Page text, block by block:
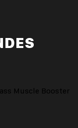
Muscle Booster